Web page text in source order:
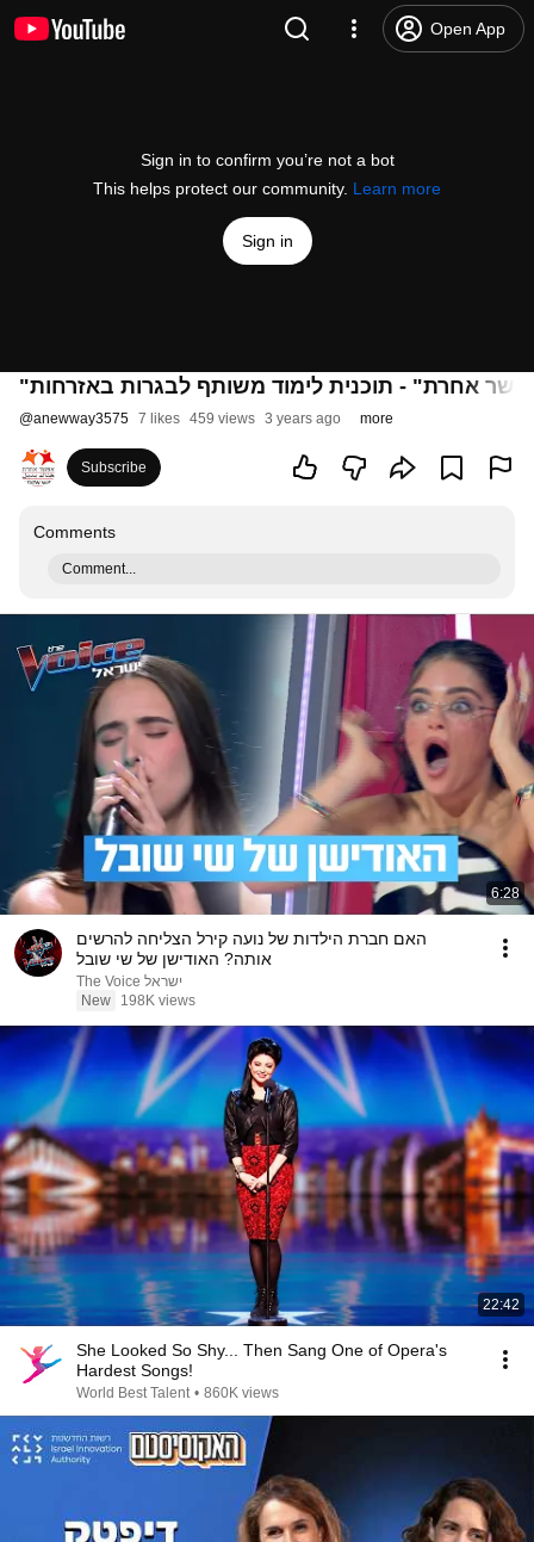
Open App
Sign in to confirm you’re not a bot
This helps protect our community. Learn more
Sign in
אחרת" - תוכנית לימוד משותף לבגרות באזרחות
@anewway3575 7 likes 459 views 3 years ago more
Subscribe
Comments
Comment...
6:28
האם חברת הילדות של נועה קירל הצליחה להרשים
אותה? האודישן של שי שובל
The Voice ישראל
New
198K views
22:42
She Looked So Shy... Then Sang One of Opera's
Hardest Songs!
World Best Talent • 860K views